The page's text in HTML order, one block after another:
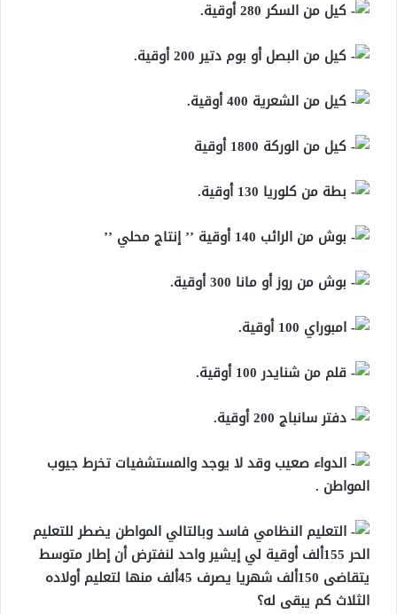
كيل من السكر 280 أوقية.
كيل من البصل أو بوم دتير 200 أوقية.
كيل من الشعرية 400 أوقية.
كيل من الوركة 1800 أوقية
بطة من كلوريا 130 أوقية.
بوش من الرائب 140 أوقية ’’ إنتاج محلي ’’
بوش من روز أو مانا 300 أوقية.
امبوراي 100 أوقية.
قلم من شنايدر 100 أوقية.
دفتر سانباج 200 أوقية.
الدواء صعيب وقد لا يوجد والمستشفيات تخرط جيوب
المواطن .
التعليم النظامي فاسد وبالتالي المواطن يضطر للتعليم
الحر 155ألف أوقية لي إيشير واحد لنفترض أن إطار متوسط
يتقاضى 150ألف شهريا يصرف 45ألف منها لتعليم أولاده
الثلاث كم يبقى له؟